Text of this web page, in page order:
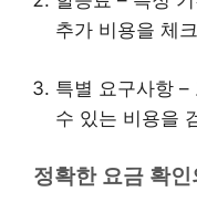
추가 비용을 체
특별 요구사항
수 있는 비용을
정확한 요금 확인